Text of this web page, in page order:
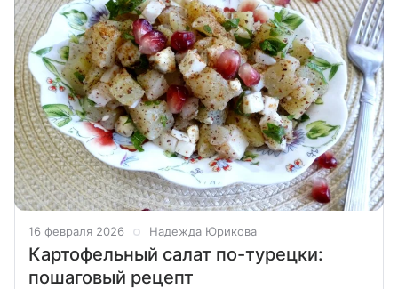
16 февраля 2026 Надежда Юрикова
Картофельный салат по-турецки:
пошаговый рецепт